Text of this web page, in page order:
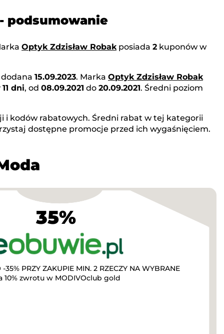
podsumowanie
Optyk Zdzisław Robak posiada 2 kuponów w
15.09.2023. Marka Optyk Zdzisław Robak
11 dni, od 08.09.2021 do 20.09.2021. Średni poziom
i kodów rabatowych. Średni rabat w tej kategorii
dostępne promocje przed ich wygaśnięciem.
35%
PRZY ZAKUPIE MIN. 2 RZECZY NA WYBRANE
10% zwrotu w MODIVOclub gold